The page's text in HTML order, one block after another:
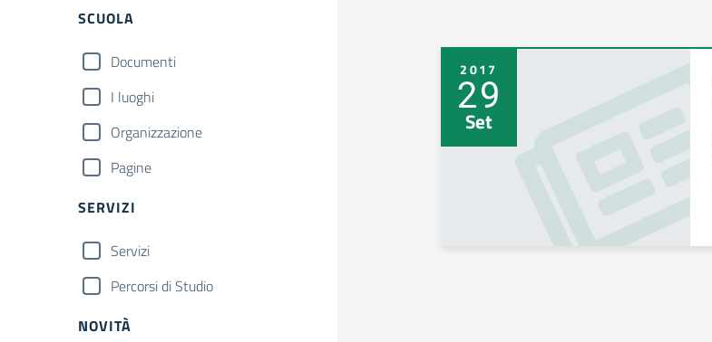
Filtri
SCUOLA
Documenti
I luoghi
Organizzazione
Pagine
SERVIZI
Servizi
Percorsi di Studio
NOVITÀ
2017
29
Set